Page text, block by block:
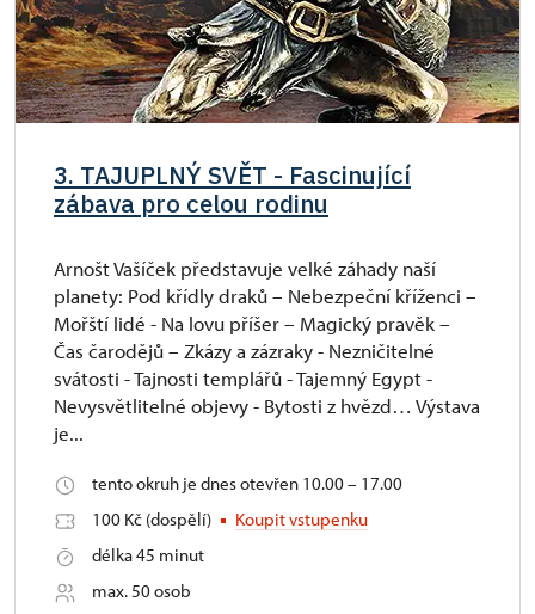
3. TAJUPLNÝ SVĚT - Fascinující
zábava pro celou rodinu
Arnošt Vašíček představuje velké záhady naší
planety: Pod křídly draků – Nebezpeční kříženci –
Mořští lidé - Na lovu příšer – Magický pravěk –
Čas čarodějů – Zkázy a zázraky - Nezničitelné
svátosti - Tajnosti templářů - Tajemný Egypt -
Nevysvětlitelné objevy - Bytosti z hvězd… Výstava
je...
tento okruh je dnes otevřen 10.00 – 17.00
100 Kč (dospělí)
Koupit vstupenku
délka 45 minut
max. 50 osob